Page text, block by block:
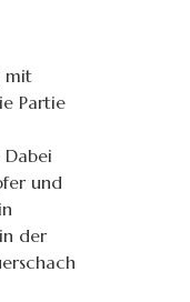
mit
Partie
und
der